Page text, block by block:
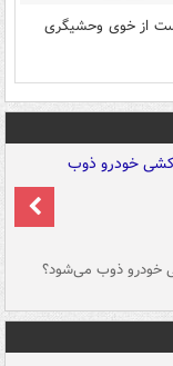
از خوی وحشیگری
خودرو ذوب می‌شود؟